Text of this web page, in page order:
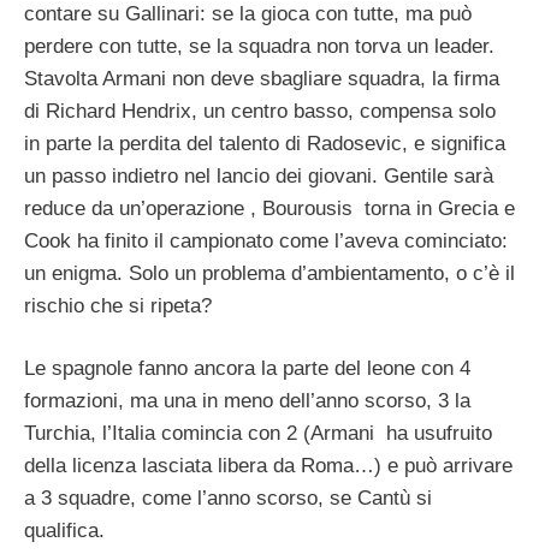
contare su Gallinari: se la gioca con tutte, ma può
perdere con tutte, se la squadra non torva un leader.
Stavolta Armani non deve sbagliare squadra, la firma
di Richard Hendrix, un centro basso, compensa solo
in parte la perdita del talento di Radosevic, e significa
un passo indietro nel lancio dei giovani. Gentile sarà
reduce da un’operazione , Bourousis torna in Grecia e
Cook ha finito il campionato come l’aveva cominciato:
un enigma. Solo un problema d’ambientamento, o c’è il
rischio che si ripeta?
Le spagnole fanno ancora la parte del leone con 4
formazioni, ma una in meno dell’anno scorso, 3 la
Turchia, l’Italia comincia con 2 (Armani ha usufruito
della licenza lasciata libera da Roma…) e può arrivare
a 3 squadre, come l’anno scorso, se Cantù si
qualifica.